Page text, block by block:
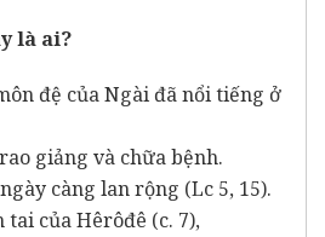
là ai?
đệ của Ngài đã nổi tiếng ở
giảng và chữa bệnh.
càng lan rộng (Lc 5, 15).
của Hêrôđê (c. 7),